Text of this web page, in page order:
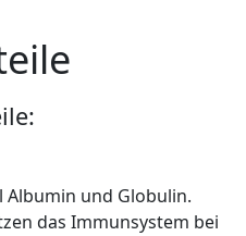
und Globulin.
das Immunsystem bei